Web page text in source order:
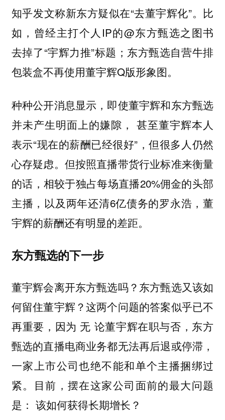
知乎发文称新东方疑似在“去董宇辉化”。比
如，曾经主打个人IP的@东方甄选之图书
去掉了“宇辉力推”标题；东方甄选自营牛排
包装盒不再使用董宇辉Q版形象图。
种种公开消息显示，即使董宇辉和东方甄选
并未产生明面上的嫌隙， 甚至董宇辉本人
表示“现在的薪酬已经很好”，但很多人仍然
心存疑虑。但按照直播带货行业标准来衡量
的话，相较于独占每场直播20%佣金的头部
主播，以及两年还清6亿债务的罗永浩，董
宇辉的薪酬还有明显的差距。
东方甄选的下一步
董宇辉会离开东方甄选吗？东方甄选又该如
何留住董宇辉？这两个问题的答案似乎已不
再重要，因为 无 论董宇辉在职与否，东方
甄选的直播电商业务都无法再后退或停滞，
一家上市公司也绝不能和单个主播捆绑过
紧。目前，摆在这家公司面前的最大问题
是： 该如何获得长期增长？